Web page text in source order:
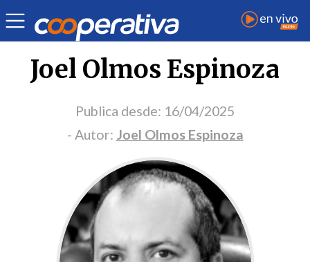
Portada Opinión
Joel Olmos Espinoza
Publica desde: 16/04/2025
- Autor: Joel Olmos Espinoza